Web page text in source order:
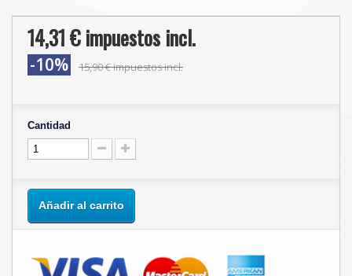
14,31 €impuestos incl.
-10% 15,90 €impuestos incl.
Cantidad
Añadir al carrito